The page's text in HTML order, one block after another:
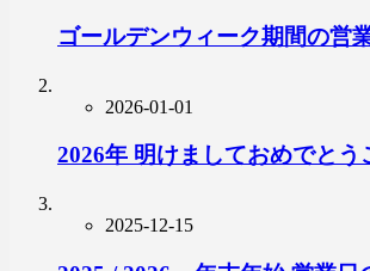
ゴールデンウィーク期間の営
2026-01-01
2026年 明けましておめでとう
2025-12-15